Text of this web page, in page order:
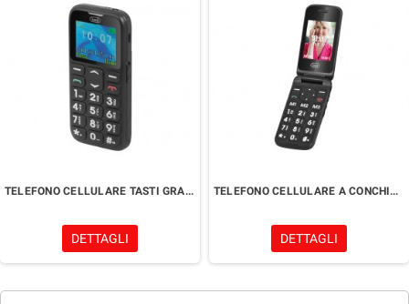
TELEFONO CELLULARE TASTI GRANDI
DETTAGLI
TELEFONO CELLULARE A CONCHIGLIA
DETTAGLI